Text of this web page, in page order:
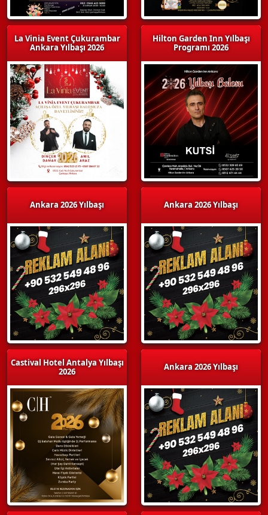
La Vinia Event Çukurambar
Ankara Yılbaşı 2026
Ankara 2026 Yılbaşı
Castival Hotel Antalya Yılbaşı
2026
Hilton Garden Inn Yılbaşı
Programı 2026
Ankara 2026 Yılbaşı
Ankara 2026 Yılbaşı